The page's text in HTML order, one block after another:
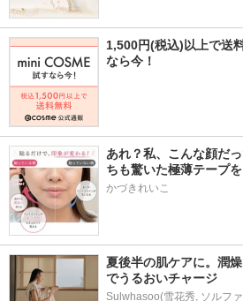
1,500円(税込)以上で送
なら今！
あれ？私、こんな顔だ
ちも驚いた極薄テープ
かづきれいこ
夏後半の肌ケアに。潤
でうるおいチャージ
Sulwhasoo(雪花秀, ソルフ